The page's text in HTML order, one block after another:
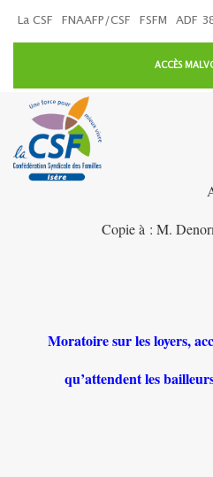
La CSF FNAAFP/CSF FSFM ADF
ACCÈS
Copie à : M.
Moratoire sur les loyers,
qu’attendent les